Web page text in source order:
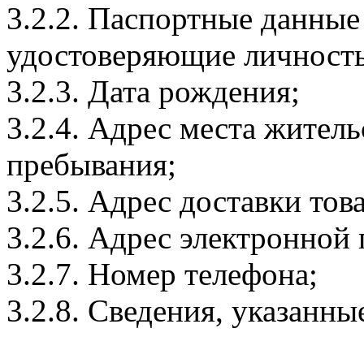
3.2.2. Паспортные
удостоверяющие
3.2.3. Дата рождения;
3.2.4. Адрес места
пребывания;
3.2.5. Адрес доставки
3.2.6. Адрес электронной
3.2.7. Номер телефона;
3.2.8. Сведения,